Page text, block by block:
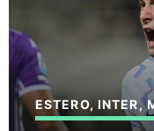
ESTERO, INTER,